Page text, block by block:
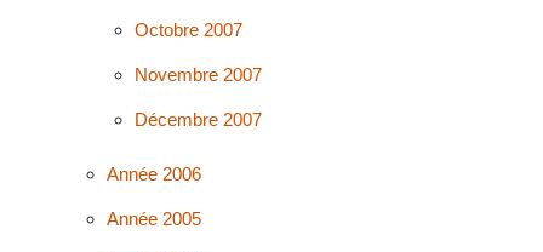
Octobre 2007
Novembre 2007
Décembre 2007
Année 2006
Année 2005